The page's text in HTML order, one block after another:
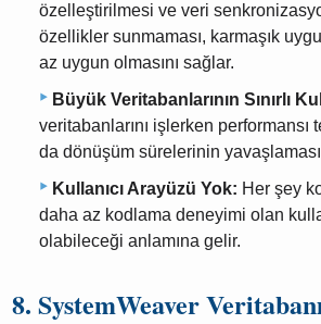
özelleştirilmesi ve veri
özellikler sunmaması, karmaşık
az uygun olmasını sağlar.
Büyük Veritabanlarının Sınırlı
veritabanlarını işlerken performansı
da dönüşüm sürelerinin
Kullanıcı Arayüzü Yok: Her şey
daha az kodlama deneyimi olan
olabileceği anlamına gelir.
8. SystemWeaver